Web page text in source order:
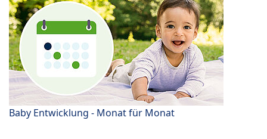
Baby Entwicklung - Monat für Monat